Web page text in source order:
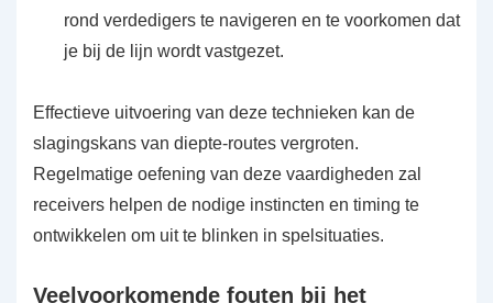
rond verdedigers te navigeren en te voorkomen dat
je bij de lijn wordt vastgezet.
Effectieve uitvoering van deze technieken kan de
slagingskans van diepte-routes vergroten.
Regelmatige oefening van deze vaardigheden zal
receivers helpen de nodige instincten en timing te
ontwikkelen om uit te blinken in spelsituaties.
Veelvoorkomende fouten bij het